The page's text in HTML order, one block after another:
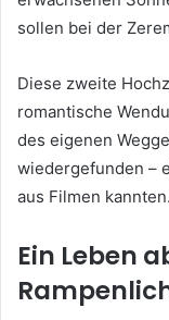
sollen bei der
Diese zweite
romantische
des eigenen
wiedergefunden –
aus Filmen kannten.
Ein Leben